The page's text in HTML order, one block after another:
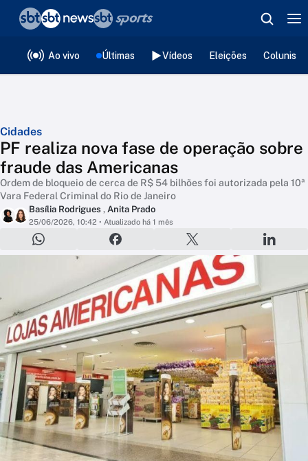
Ao vivo Últimas Vídeos Eleições
Cidades
PF realiza nova fase de operação sobre
fraude das Americanas
Ordem de bloqueio de cerca de R$ 54 bilhões foi autorizada pela 10ª
Vara Federal Criminal do Rio de Janeiro
Basília Rodrigues , Anita Prado
25/06/2026, 10:42 • Atualizado há 1 mês
❮voltar
Editorias